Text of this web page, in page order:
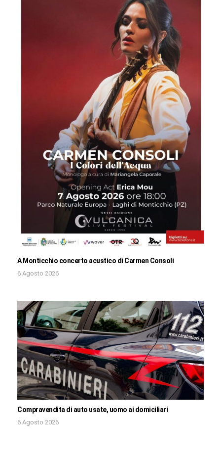
A Monticchio concerto acustico di Carmen Consoli
6 Agosto 2026
Compravendita di auto usate, uomo ai domiciliari
6 Agosto 2026